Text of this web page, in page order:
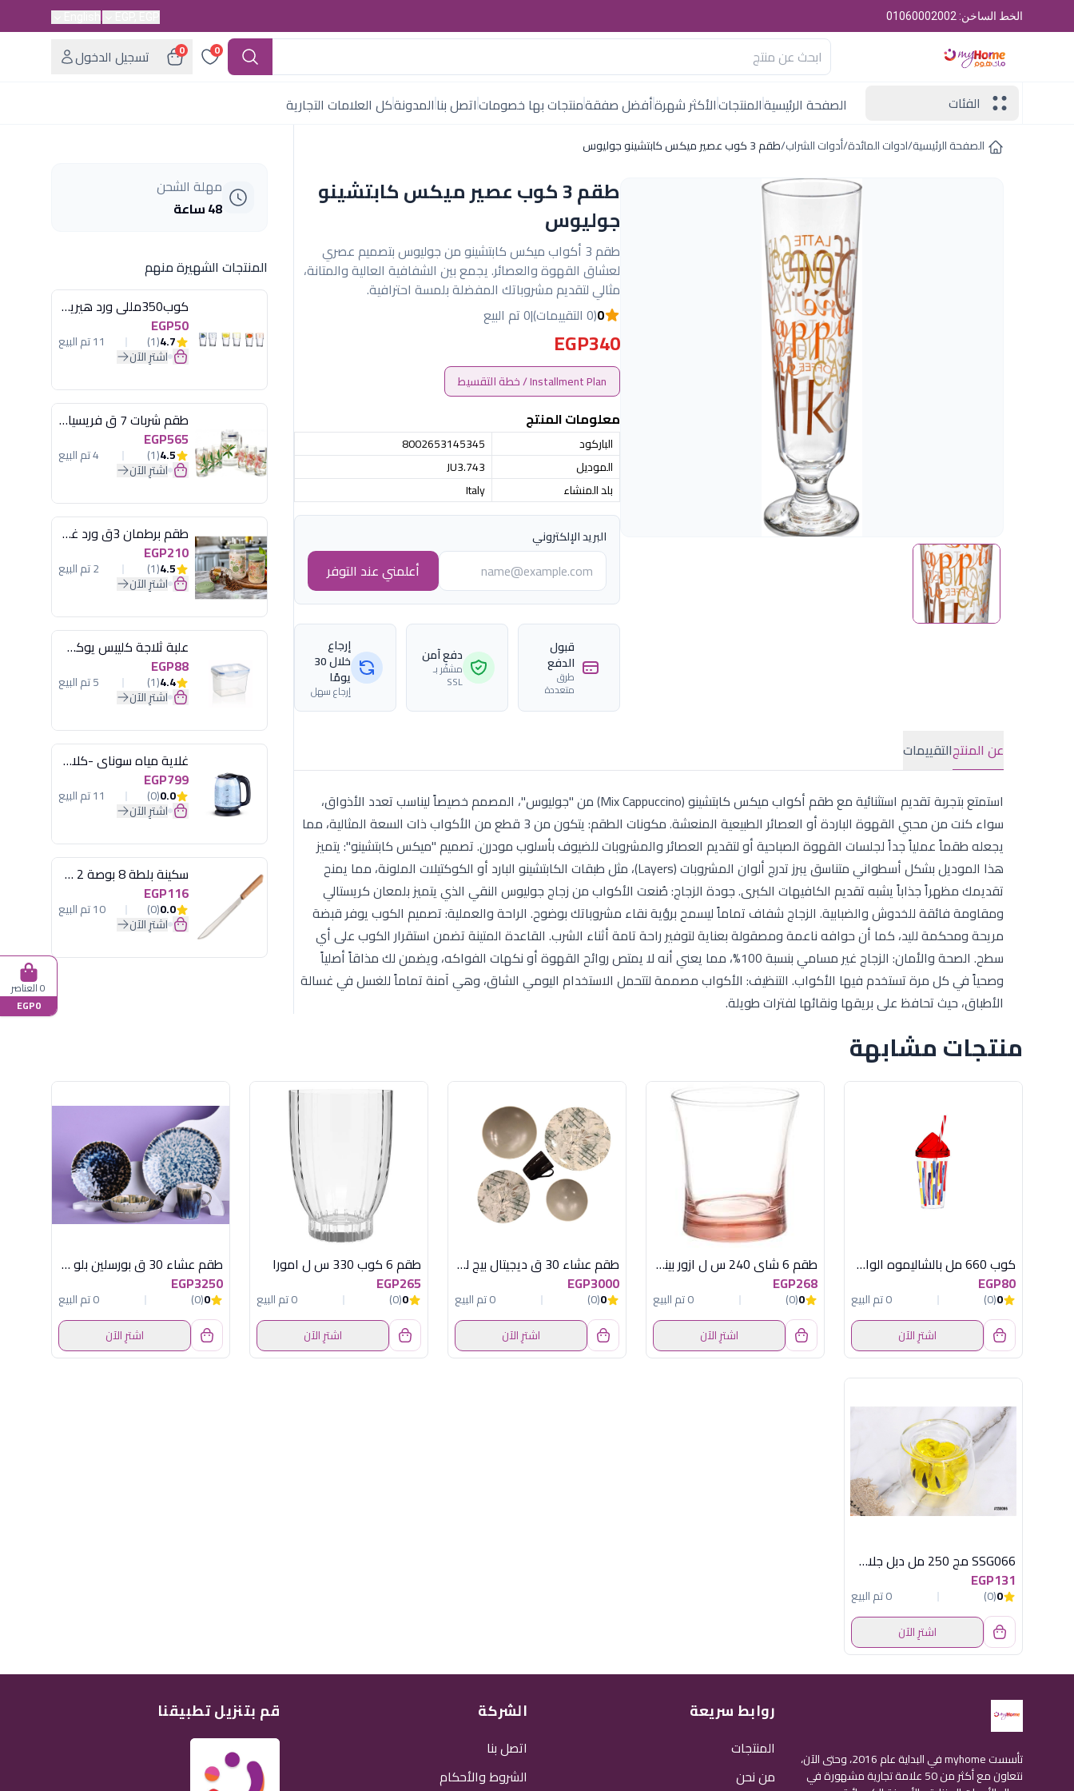
الخط الساخن: 01060002002
0
0
تسجيل الدخول
الفئات
الصفحة الرئيسيةالمنتجاتالأكثر شهرةأفضل صفقةمنتجات بها خصوماتاتصل بناالمدونةكل العلامات التجارية
الصفحة الرئيسية/ادوات المائدة/أدوات الشراب/طقم 3 كوب عصير ميكس كابتشينو جوليوس
طقم 3 كوب عصير ميكس كابتشينو
جوليوس
طقم 3 أكواب ميكس كابتشينو من جوليوس بتصميم عصري
لعشاق القهوة والعصائر. يجمع بين الشفافية العالية والمتانة،
مثالي لتقديم مشروباتك المفضلة بلمسة احترافية.
0(0 التقييمات) |0 تم البيع
EGP340
Installment Plan / خطة التقسيط
معلومات المنتج
الباركود
8002653145345
الموديل
JU3.743
بلد المنشاء
Italy
البريد الإلكتروني
أعلمني عند التوفر
قبول
الدفع
طرق
متعددة
دفع آمن
مشفّر بـ
SSL
إرجاع
خلال 30
يومًا
إرجاع سهل
عن المنتجالتقييمات
استمتع بتجربة تقديم استثنائية مع طقم أكواب ميكس كابتشينو (Mix Cappuccino) من "جوليوس"، المصمم خصيصاً ليناسب تعدد الأذواق،
سواء كنت من محبي القهوة الباردة أو العصائر الطبيعية المنعشة. مكونات الطقم: يتكون من 3 قطع من الأكواب ذات السعة المثالية، مما
يجعله طقماً عملياً جداً لجلسات القهوة الصباحية أو لتقديم العصائر والمشروبات للضيوف بأسلوب مودرن. تصميم "ميكس كابتشينو": يتميز
هذا الموديل بشكل أسطواني متناسق يبرز تدرج ألوان المشروبات (Layers)، مثل طبقات الكابتشينو البارد أو الكوكتيلات الملونة، مما يمنح
تقديمك مظهراً جذاباً يشبه تقديم الكافيهات الكبرى. جودة الزجاج: صُنعت الأكواب من زجاج جوليوس النقي الذي يتميز بلمعان كريستالي
ومقاومة فائقة للخدوش والضبابية. الزجاج شفاف تماماً ليسمح برؤية نقاء مشروباتك بوضوح. الراحة والعملية: تصميم الكوب يوفر قبضة
مريحة ومحكمة لليد، كما أن حوافه ناعمة ومصقولة بعناية لتوفير راحة تامة أثناء الشرب. القاعدة المتينة تضمن استقرار الكوب على أي
سطح. الصحة والأمان: الزجاج غير مسامي بنسبة 100%، مما يعني أنه لا يمتص روائح القهوة أو نكهات الفواكه، ويضمن لك مذاقاً أصلياً
وصحياً في كل مرة تستخدم فيها الأكواب. التنظيف: الأكواب مصممة لتتحمل الاستخدام اليومي الشاق، وهي آمنة تماماً للغسل في غسالة
الأطباق، حيث تحافظ على بريقها ونقائها لفترات طويلة.
مهلة الشحن
48 ساعة
المنتجات الشهيرة منهم
كوب350مللى ورد هيريفين
EGP50
4.7
(1) 11 تم البيع
اشترِ الآن
طقم شربات 7 ق فريسيا لومينارك
EGP565
4.5
(1) 4 تم البيع
اشترِ الآن
طقم برطمان 3ق ورد غطاء مينت جرين هيريفين
EGP210
4.5
(1) 2 تم البيع
اشترِ الآن
علبة ثلاجة كليبس يوكسان
EGP88
4.4
(1) 5 تم البيع
اشترِ الآن
غلاية مياه سوناي -كلاسيك 2200 وات، 1.7 لتر زجاج اضائة ليد - MAR-3752
EGP799
0.0
(0) 11 تم البيع
اشترِ الآن
سكينة بلطة 8 بوصة 2 مسمار
EGP116
0.0
(0) 10 تم البيع
اشترِ الآن
منتجات مشابهة
كوب 660 مل بالشاليموه الوان هيريفين
EGP80
0
(0)
0 تم البيع
اشترِ الآن
طقم 6 شاى 240 س ل ازور بينك باشابتشة
EGP268
0
(0)
0 تم البيع
اشترِ الآن
طقم عشاء 30 ق ديجيتال بيج لوتس كود 35
EGP3000
0
(0)
0 تم البيع
اشترِ الآن
طقم 6 كوب 330 س ل امورا
EGP265
0
(0)
0 تم البيع
اشترِ الآن
طقم عشاء 30 ق بورسلين بلو اوشن
EGP3250
0
(0)
0 تم البيع
اشترِ الآن
SSG066 مج 250 مل دبل جلاس اكسفورد
EGP131
0
(0)
0 تم البيع
اشترِ الآن
تأسست myhome في البداية عام 2016، وحتى الآن،
نتعاون مع أكثر من 50 علامة تجارية مشهورة في
روابط سريعة
المنتجات
من نحن
الشركة
اتصل بنا
الشروط والأحكام
قم بتنزيل تطبيقنا
0 العناصر
EGP0